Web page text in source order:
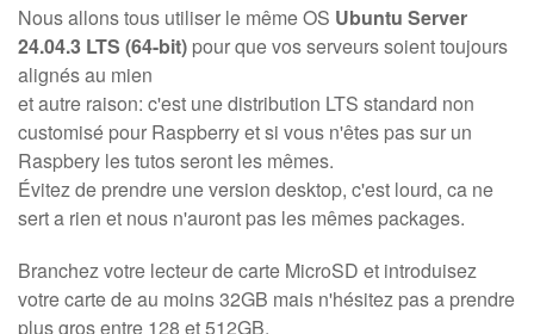
Nous allons tous utiliser le même OS Ubuntu Server
24.04.3 LTS (64-bit) pour que vos serveurs soient toujours
alignés au mien
et autre raison: c'est une distribution LTS standard non
customisé pour Raspberry et si vous n'êtes pas sur un
Raspbery les tutos seront les mêmes.
Évitez de prendre une version desktop, c'est lourd, ca ne
sert a rien et nous n'auront pas les mêmes packages.
Branchez votre lecteur de carte MicroSD et introduisez
votre carte de au moins 32GB mais n'hésitez pas a prendre
plus gros entre 128 et 512GB.